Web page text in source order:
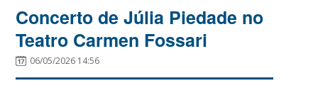
Concerto de Júlia Piedade no
Teatro Carmen Fossari
06/05/2026 14:56